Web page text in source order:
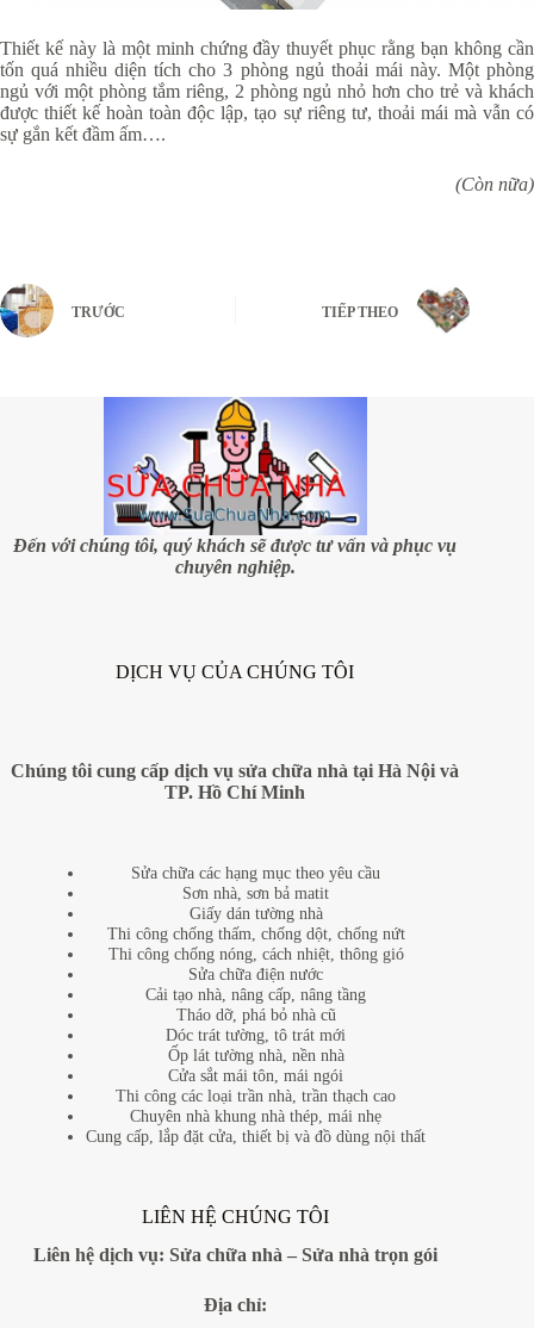
Thiết kế này là một minh chứng đầy thuyết phục rằng bạn không cần
tốn quá nhiều diện tích cho 3 phòng ngủ thoải mái này. Một phòng
ngủ với một phòng tắm riêng, 2 phòng ngủ nhỏ hơn cho trẻ và khách
được thiết kế hoàn toàn độc lập, tạo sự riêng tư, thoải mái mà vẫn có
sự gắn kết đầm ấm….
(Còn nữa)
TRƯỚC TIẾP THEO
Đến với chúng tôi, quý khách sẽ được tư vấn và phục vụ
chuyên nghiệp.
DỊCH VỤ CỦA CHÚNG TÔI
Chúng tôi cung cấp dịch vụ sửa chữa nhà tại Hà Nội và
TP. Hồ Chí Minh
Sửa chữa các hạng mục theo yêu cầu
Sơn nhà, sơn bả matit
Giấy dán tường nhà
Thi công chống thấm, chống dột, chống nứt
Thi công chống nóng, cách nhiệt, thông gió
Sửa chữa điện nước
Cải tạo nhà, nâng cấp, nâng tầng
Tháo dỡ, phá bỏ nhà cũ
Dóc trát tường, tô trát mới
Ốp lát tường nhà, nền nhà
Cửa sắt mái tôn, mái ngói
Thi công các loại trần nhà, trần thạch cao
Chuyên nhà khung nhà thép, mái nhẹ
Cung cấp, lắp đặt cửa, thiết bị và đồ dùng nội thất
LIÊN HỆ CHÚNG TÔI
Liên hệ dịch vụ: Sửa chữa nhà– Sửa nhà trọn gói
Địa chỉ: